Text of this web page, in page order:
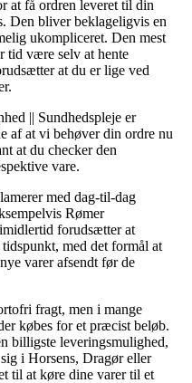
at få ordren leveret til din
Den bliver beklageligvis en
ukompliceret. Den mest
tid være selv at hente
at du er lige ved
|| Sundhedspleje er
af at vi behøver din ordre nu
at du checker den
vare.
med dag-til-dag
Rømer
forudsætter at
med det formål at
varer afsendt før de
fragt, men i mange
købes for et præcist beløb.
billigste leveringsmulighed,
i Horsens, Dragør eller
til at køre dine varer til et